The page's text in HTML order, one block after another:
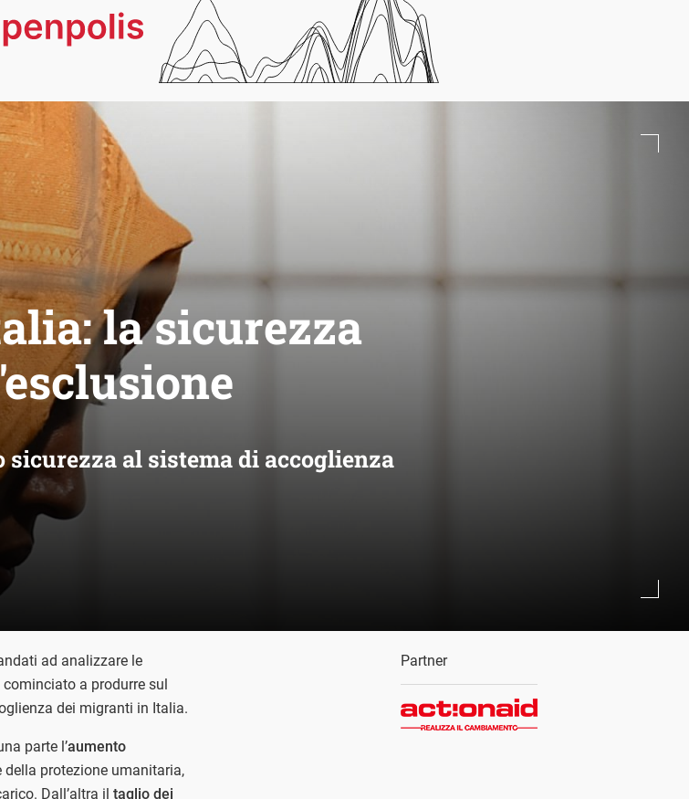
la sicurezza
sicurezza al sistema di accoglienza
Partner
ad analizzare le
a produrre sul
dei migranti in Italia.
parte l’aumento
della protezione umanitaria,
Dall’altra il taglio dei